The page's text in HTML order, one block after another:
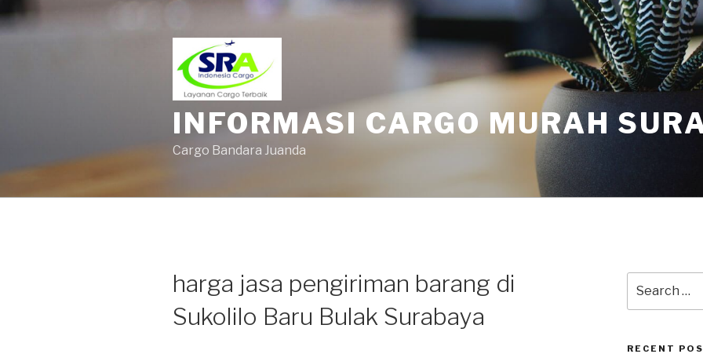
INFORMASI CARGO MURAH
Cargo Bandara Juanda
harga jasa pengiriman barang di
Sukolilo Baru Bulak Surabaya
RECENT